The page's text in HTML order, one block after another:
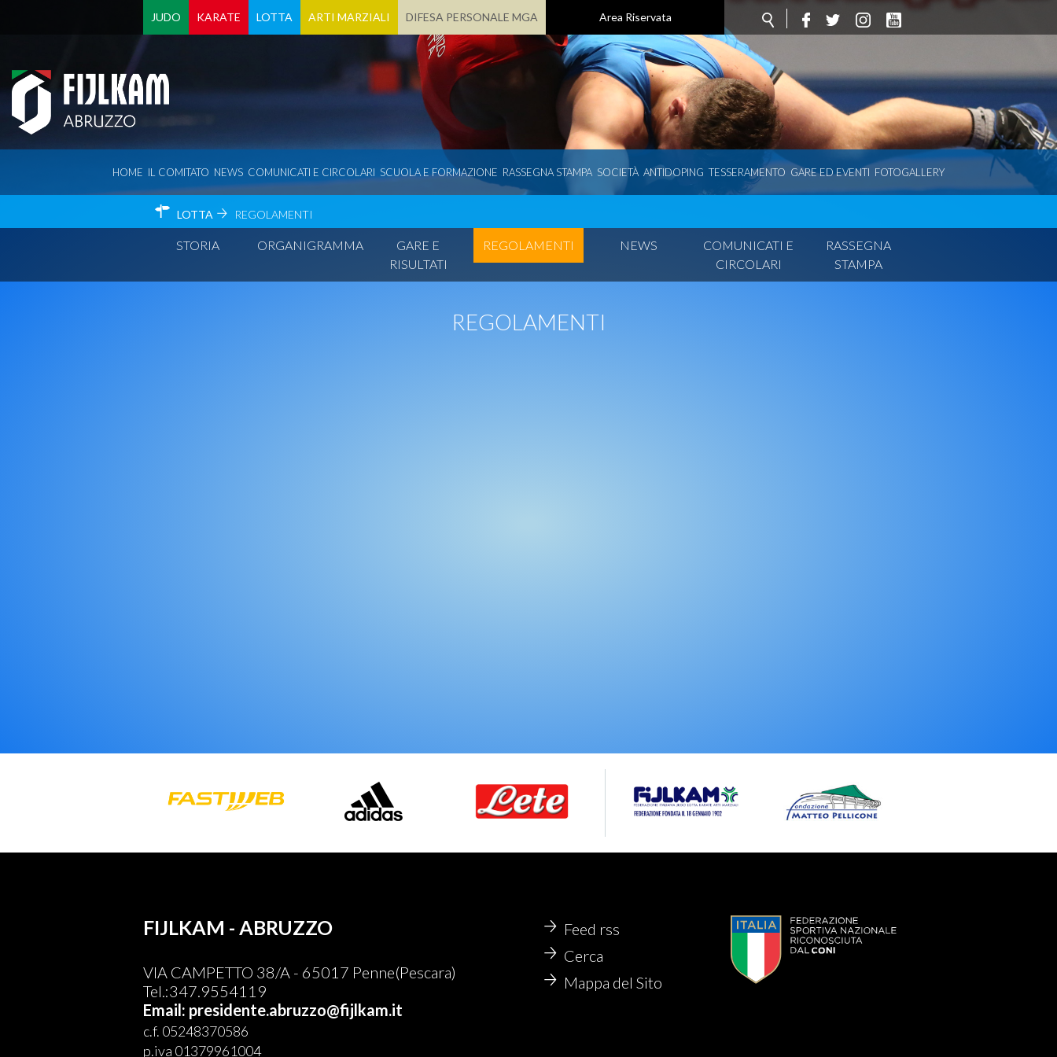
JUDO KARATE LOTTA ARTI MARZIALI DIFESA PERSONALE MGA Area Riservata
HOME IL COMITATO NEWS COMUNICATI E CIRCOLARI SCUOLA E FORMAZIONE RASSEGNA STAMPA SOCIETÀ ANTIDOPING TESSERAMENTO GARE ED EVENTI FOTOGALLERY
LOTTA REGOLAMENTI
STORIA ORGANIGRAMMA
GARE E
RISULTATI
REGOLAMENTI NEWS
COMUNICATI E
CIRCOLARI
RASSEGNA
STAMPA
REGOLAMENTI
FIJLKAM - ABRUZZO
VIA CAMPETTO 38/A - 65017 Penne(Pescara)
Tel.:347.9554119
Email: presidente.abruzzo@fijlkam.it
c.f. 05248370586
p.iva 01379961004
Feed rss
Cerca
Mappa del Sito